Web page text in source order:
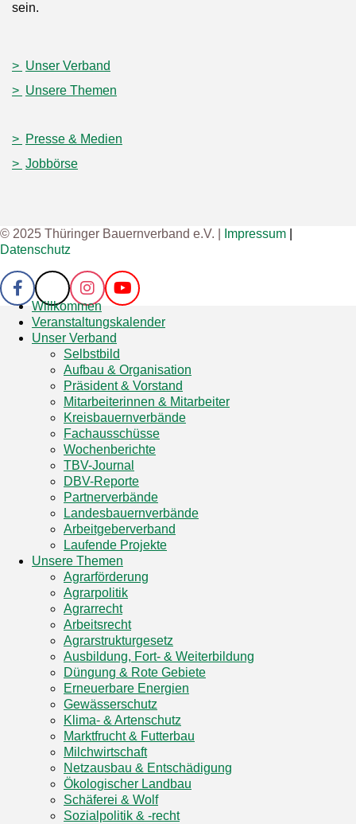
sein.
Unser Verband
Unsere Themen
Presse & Medien
Jobbörse
© 2025 Thüringer Bauernverband e.V. | Impressum
Datenschutz
Willkommen
Veranstaltungskalender
Unser Verband
Selbstbild
Aufbau & Organisation
Präsident & Vorstand
Mitarbeiterinnen & Mitarbeiter
Kreisbauernverbände
Fachausschüsse
Wochenberichte
TBV-Journal
DBV-Reporte
Partnerverbände
Landesbauernverbände
Arbeitgeberverband
Laufende Projekte
Unsere Themen
Agrarförderung
Agrarpolitik
Agrarrecht
Arbeitsrecht
Agrarstrukturgesetz
Ausbildung, Fort- & Weiterbildung
Düngung & Rote Gebiete
Erneuerbare Energien
Gewässerschutz
Klima- & Artenschutz
Marktfrucht & Futterbau
Milchwirtschaft
Netzausbau & Entschädigung
Ökologischer Landbau
Schäferei & Wolf
Sozialpolitik & -recht